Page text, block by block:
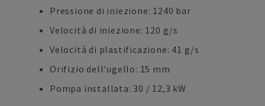
Pressione di iniezione: 1240 bar
Velocità di iniezione: 120 g/s
Velocità di plastificazione: 41 g/s
Orifizio dell'ugello: 15 mm
Pompa installata: 30 / 12,3 kW